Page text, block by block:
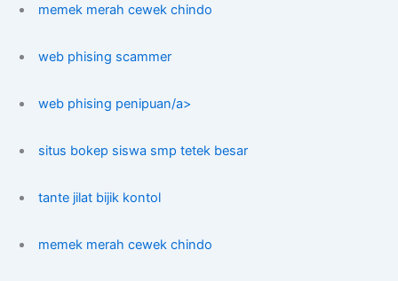
memek merah cewek chindo
web phising scammer
web phising penipuan/a>
situs bokep siswa smp tetek besar
tante jilat bijik kontol
memek merah cewek chindo